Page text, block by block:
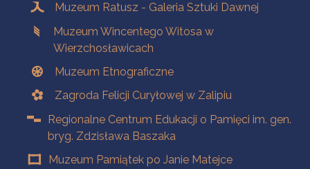
Muzeum Ratusz - Galeria Sztuki Dawnej
Muzeum Wincentego Witosa w
Wierzchosławicach
Muzeum Etnograficzne
Zagroda Felicji Curyłowej w Zalipiu
Regionalne Centrum Edukacji o Pamięci im. gen.
bryg. Zdzisława Baszaka
Muzeum Pamiątek po Janie Matejce